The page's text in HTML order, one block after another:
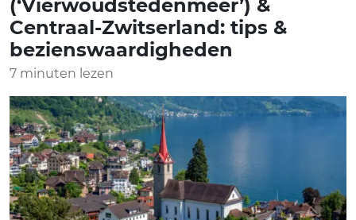
(‘Vierwoudstedenmeer’) &
Centraal-Zwitserland: tips &
bezienswaardigheden
7 minuten lezen